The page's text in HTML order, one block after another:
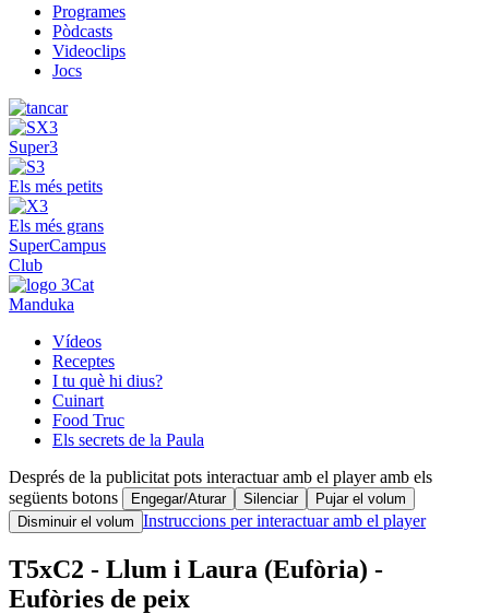
Programes
Pòdcasts
Videoclips
Jocs
Super3
Els més petits
Els més grans
SuperCampus
Club
Manduka
Vídeos
Receptes
I tu què hi dius?
Cuinart
Food Truc
Els secrets de la Paula
Després de la publicitat pots interactuar amb el player amb els
següents botons
Engegar/Aturar Silenciar
Pujar el volum
Disminuir el volum Instruccions per interactuar amb el player
T5xC2 - Llum i Laura (Eufòria) -
Eufòries de peix